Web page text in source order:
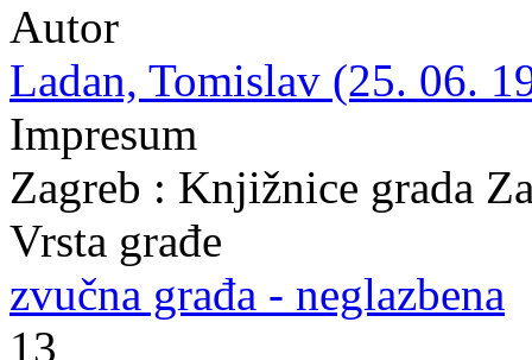
Autor
Ladan, Tomislav (25. 06.
Impresum
Zagreb : Knjižnice grada
Vrsta građe
zvučna građa - neglazbena
13